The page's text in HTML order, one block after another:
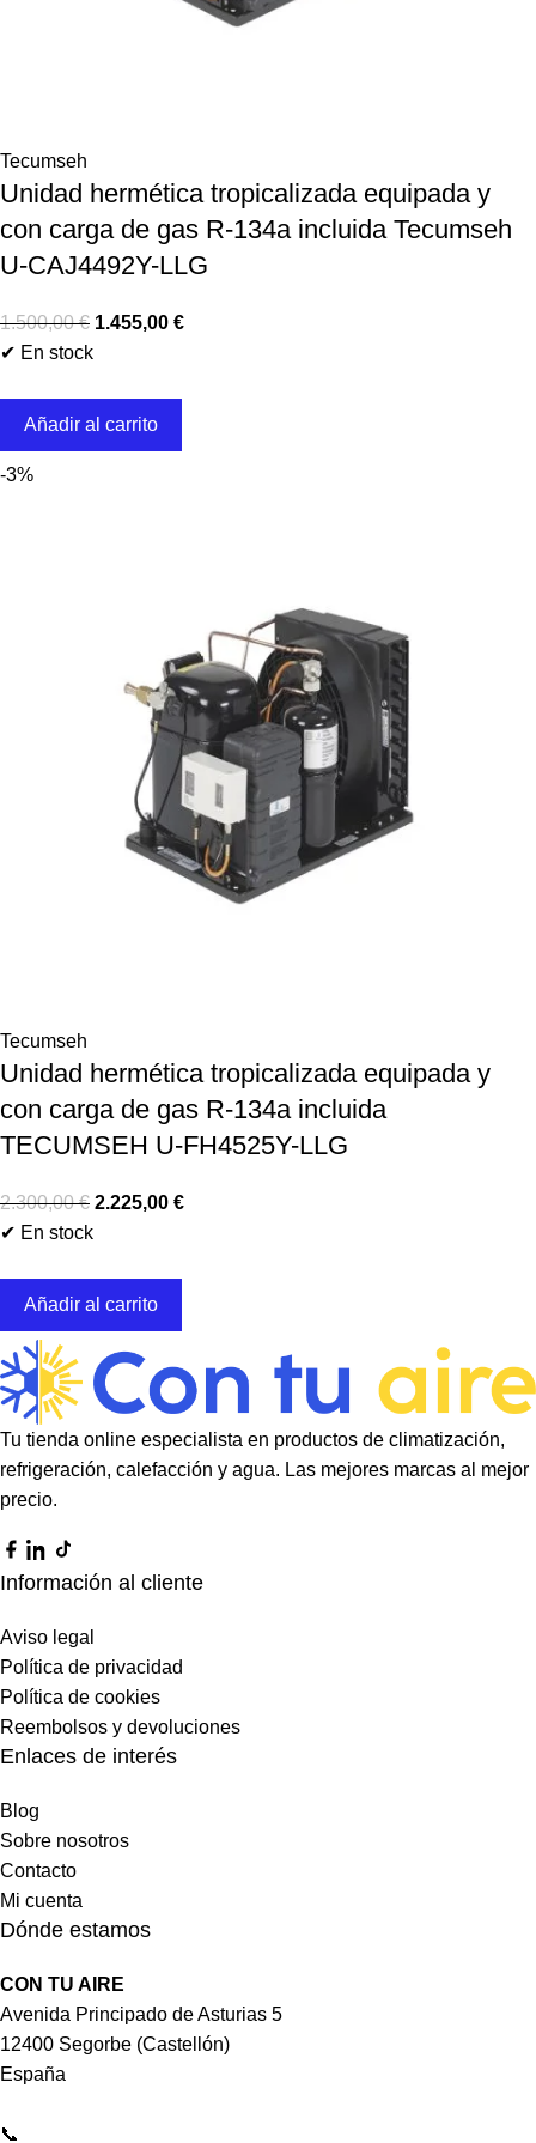
Tecumseh
Unidad hermética tropicalizada equipada y
con carga de gas R-134a incluida Tecumseh
U-CAJ4492Y-LLG
1.500,00€ 1.455,00 €
✔ En stock
Añadir al carrito
-3%
Tecumseh
Unidad hermética tropicalizada equipada y
con carga de gas R-134a incluida
TECUMSEH U-FH4525Y-LLG
2.300,00€ 2.225,00 €
✔ En stock
Añadir al carrito
Tu tienda online especialista en productos de climatización,
refrigeración, calefacción y agua. Las mejores marcas al mejor
precio.
Información al cliente
Aviso legal
Política de privacidad
Política de cookies
Reembolsos y devoluciones
Enlaces de interés
Blog
Sobre nosotros
Contacto
Mi cuenta
Dónde estamos
CON TU AIRE
Avenida Principado de Asturias 5
12400 Segorbe (Castellón)
España
📞